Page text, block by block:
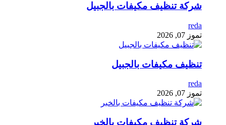
شركة تنظيف مكيفات بالجبيل
reda
تموز 07, 2026
تنظيف مكيفات بالجبيل
reda
تموز 07, 2026
شركة تنظيف مكيفات بالخبر